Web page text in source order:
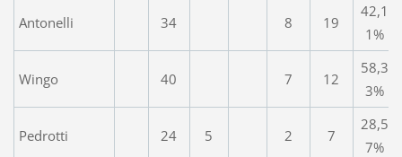
Antonelli 34 8 19
42,1
1%
Wingo 40 7 12
58,3
3%
Pedrotti 24 5 2 7
28,5
7%